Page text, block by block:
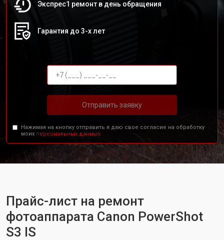
Экспрес1 ремонт в день обращения
Гарантия до 3-х лет
Отправить заявку
Нажимая на кнопку отправить я даю свое согласие на обработку
моих персональных данных.
Прайс-лист на ремонт
фотоаппарата Canon PowerShot
S3 IS